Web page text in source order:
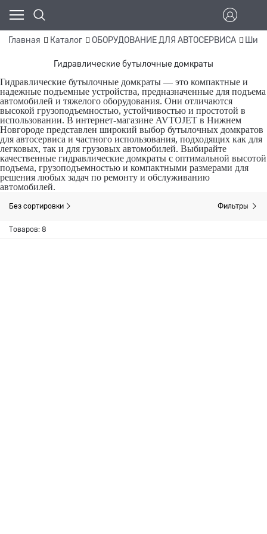
Главная Каталог ОБОРУДОВАНИЕ ДЛЯ АВТОСЕРВИСА
Гидравлические бутылочные домкраты
Гидравлические бутылочные домкраты — это компактные и
надежные подъемные устройства, предназначенные для подъема
автомобилей и тяжелого оборудования. Они отличаются
высокой грузоподъемностью, устойчивостью и простотой в
использовании. В интернет-магазине AVTOJET в Нижнем
Новгороде представлен широкий выбор бутылочных домкратов
для автосервиса и частного использования, подходящих как для
легковых, так и для грузовых автомобилей. Выбирайте
качественные гидравлические домкраты с оптимальной высотой
подъема, грузоподъемностью и компактными размерами для
решения любых задач по ремонту и обслуживанию
автомобилей.
Без сортировки Фильтры
Товаров: 8